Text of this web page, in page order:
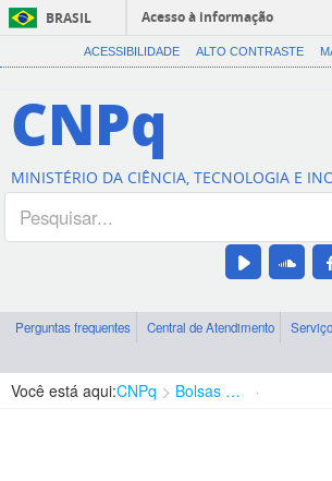
BRASIL
Acesso à informação
ACESSIBILIDADE ALTO CONTRASTE
CNPq
MINISTÉRIO DA CIÊNCIA, TECNOLOGIA E
Perguntas frequentes Central de Atendimento
Você está aqui:CNPq Bolsas e Auxílios Vigentes